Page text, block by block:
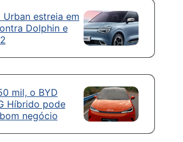
Urban estreia em
Dolphin e
mil, o BYD
Híbrido pode
negócio